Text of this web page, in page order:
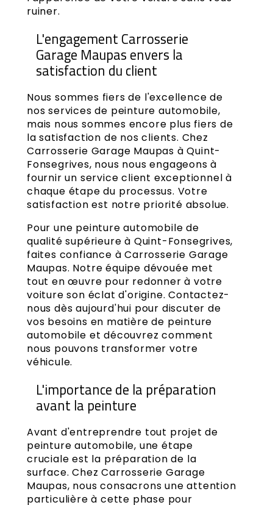
ruiner.
L'engagement Carrosserie
Garage Maupas envers la
satisfaction du client
Nous sommes fiers de l'excellence de
nos services de peinture automobile,
mais nous sommes encore plus fiers de
la satisfaction de nos clients. Chez
Carrosserie Garage Maupas à Quint-
Fonsegrives, nous nous engageons à
fournir un service client exceptionnel à
chaque étape du processus. Votre
satisfaction est notre priorité absolue.
Pour une peinture automobile de
qualité supérieure à Quint-Fonsegrives,
faites confiance à Carrosserie Garage
Maupas. Notre équipe dévouée met
tout en œuvre pour redonner à votre
voiture son éclat d'origine. Contactez-
nous dès aujourd'hui pour discuter de
vos besoins en matière de peinture
automobile et découvrez comment
nous pouvons transformer votre
véhicule.
L'importance de la préparation
avant la peinture
Avant d'entreprendre tout projet de
peinture automobile, une étape
cruciale est la préparation de la
surface. Chez Carrosserie Garage
Maupas, nous consacrons une attention
particulière à cette phase pour